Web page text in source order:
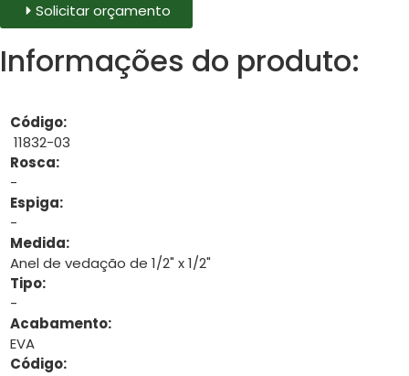
Solicitar orçamento
Informações do produto:
Código:
11832-03
Rosca:
-
Espiga:
-
Medida:
Anel de vedação de 1/2" x 1/2"
Tipo:
-
Acabamento:
EVA
Código: